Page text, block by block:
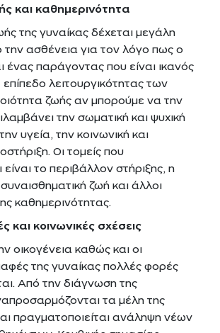
και καθημερινότητα
της γυναίκας δέχεται μεγάλη
την ασθένεια για τον λόγο πως ο
ένας παράγοντας που είναι ικανός
λειτουργικότητας των
ζωής αν μπορούμε να την
την σωματική και ψυχική
υγεία, την κοινωνική και
Οι τομείς που
το περιβάλλον στήριξης, η
ζωή και άλλοι
καθημερινότητας.
και κοινωνικές σχέσεις
οικογένεια καθώς και οι
της γυναίκας πολλές φορές
Από την διάγνωση της
τα μέλη της
πραγματοποιείται ανάληψη νέων